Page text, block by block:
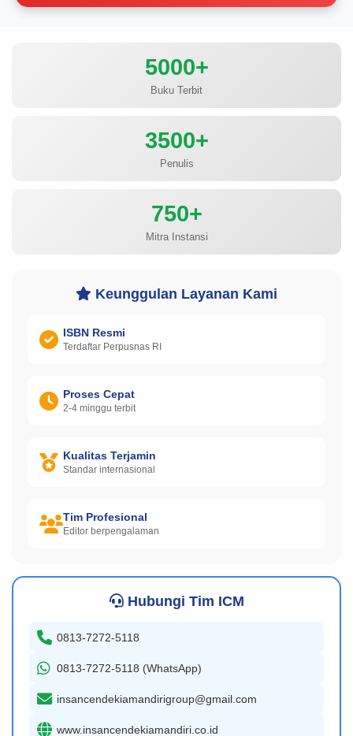
5000+
Buku Terbit
3500+
Penulis
750+
Mitra Instansi
Keunggulan Layanan Kami
ISBN Resmi
Terdaftar Perpusnas RI
Proses Cepat
2-4 minggu terbit
Kualitas Terjamin
Standar internasional
Tim Profesional
Editor berpengalaman
Hubungi Tim ICM
0813-7272-5118
0813-7272-5118 (WhatsApp)
insancendekiamandirigroup@gmail.com
www.insancendekiamandiri.co.id